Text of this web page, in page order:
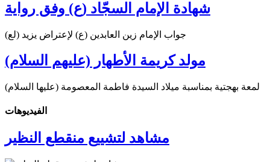
شهادة الإمام السجّاد (ع) وفق رواية
جواب الإمام زين العابدين (ع) لإعتراض يزيد (لع)
مولد كريمة الأطهار (عليهم السلام)
لمعة بهجتية بمناسبة ميلاد السيدة فاطمة المعصومة (عليها السلام)
الفیدیوهات
مشاهد لتشييع منقطع النظير